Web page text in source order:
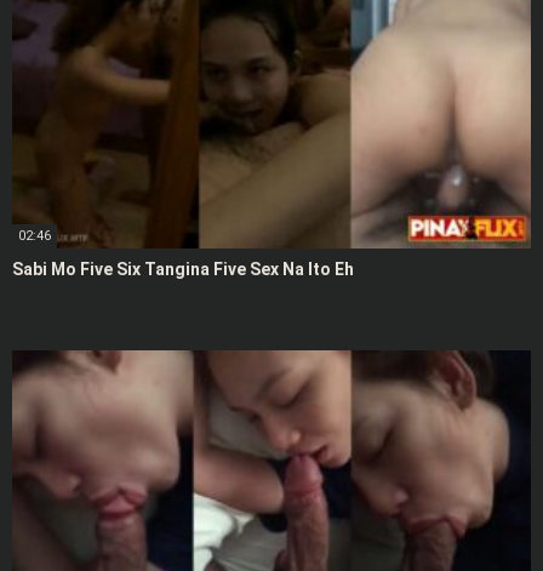
02:46
Sabi Mo Five Six Tangina Five Sex Na Ito Eh